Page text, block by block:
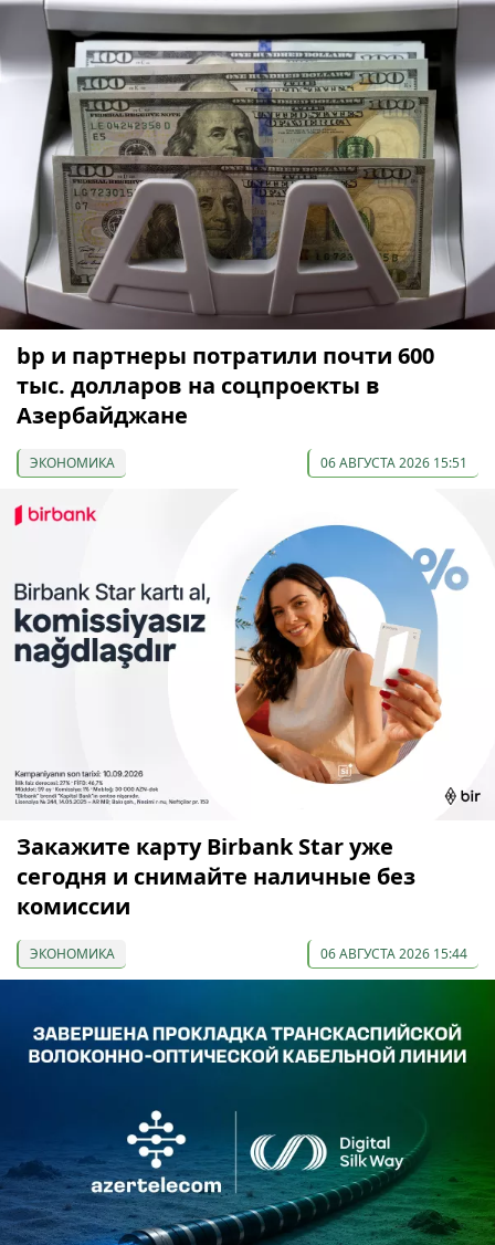
bp и партнеры потратили почти 600
тыс. долларов на соцпроекты в
Азербайджане
ЭКОНОМИКА 06 АВГУСТА 2026 15:51
Закажите карту Birbank Star уже
сегодня и снимайте наличные без
комиссии
ЭКОНОМИКА 06 АВГУСТА 2026 15:44